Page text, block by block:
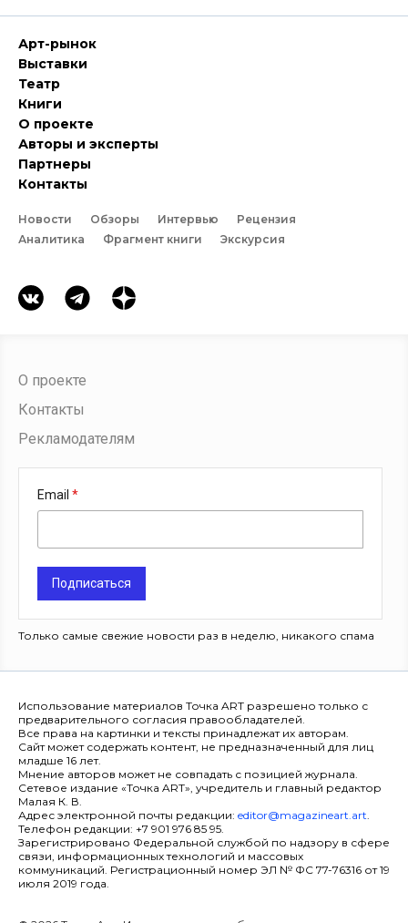
Арт-рынок
Выставки
Театр
Книги
О проекте
Авторы и эксперты
Партнеры
Контакты
Новости Обзоры Интервью
Рецензия
Аналитика
Фрагмент книги Экскурсия
О проекте
Контакты
Рекламодателям
Email
Подписаться
Только самые свежие новости раз в неделю, никакого спама
Использование материалов Точка ART разрешено только с
предварительного согласия правообладателей.
Все права на картинки и тексты принадлежат их авторам.
Сайт может содержать контент, не предназначенный для лиц
младше 16 лет.
Мнение авторов может не совпадать с позицией журнала.
Сетевое издание «Точка ART», учредитель и главный редактор
Малая К. В.
Адрес электронной почты редакции: editor@magazineart.art.
Телефон редакции: +7 901 976 85 95.
Зарегистрировано Федеральной службой по надзору в сфере
связи, информационных технологий и массовых
коммуникаций. Регистрационный номер ЭЛ № ФС 77-76316 от 19
июля 2019 года.